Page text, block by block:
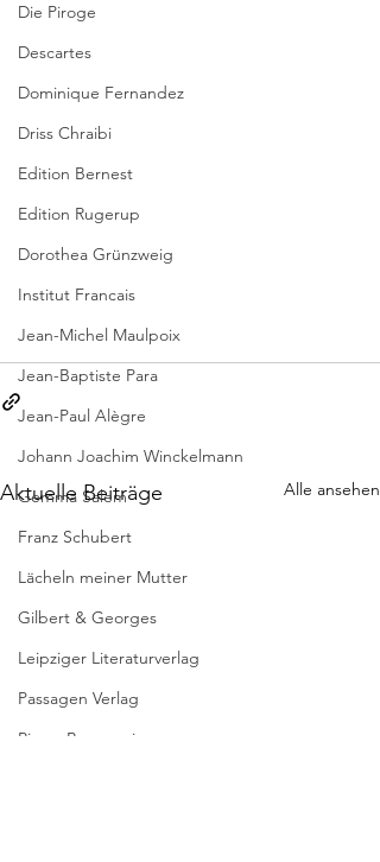
Die Piroge
Descartes
Dominique Fernandez
Driss Chraibi
Edition Bernest
Edition Rugerup
Dorothea Grünzweig
Institut Francais
Jean-Michel Maulpoix
Jean-Baptiste Para
Jean-Paul Alègre
Johann Joachim Winckelmann
Gemma Salem
Franz Schubert
Lächeln meiner Mutter
Gilbert & Georges
Leipziger Literaturverlag
Passagen Verlag
Pierre Bergounioux
Aktuelle Beiträge Alle ansehen